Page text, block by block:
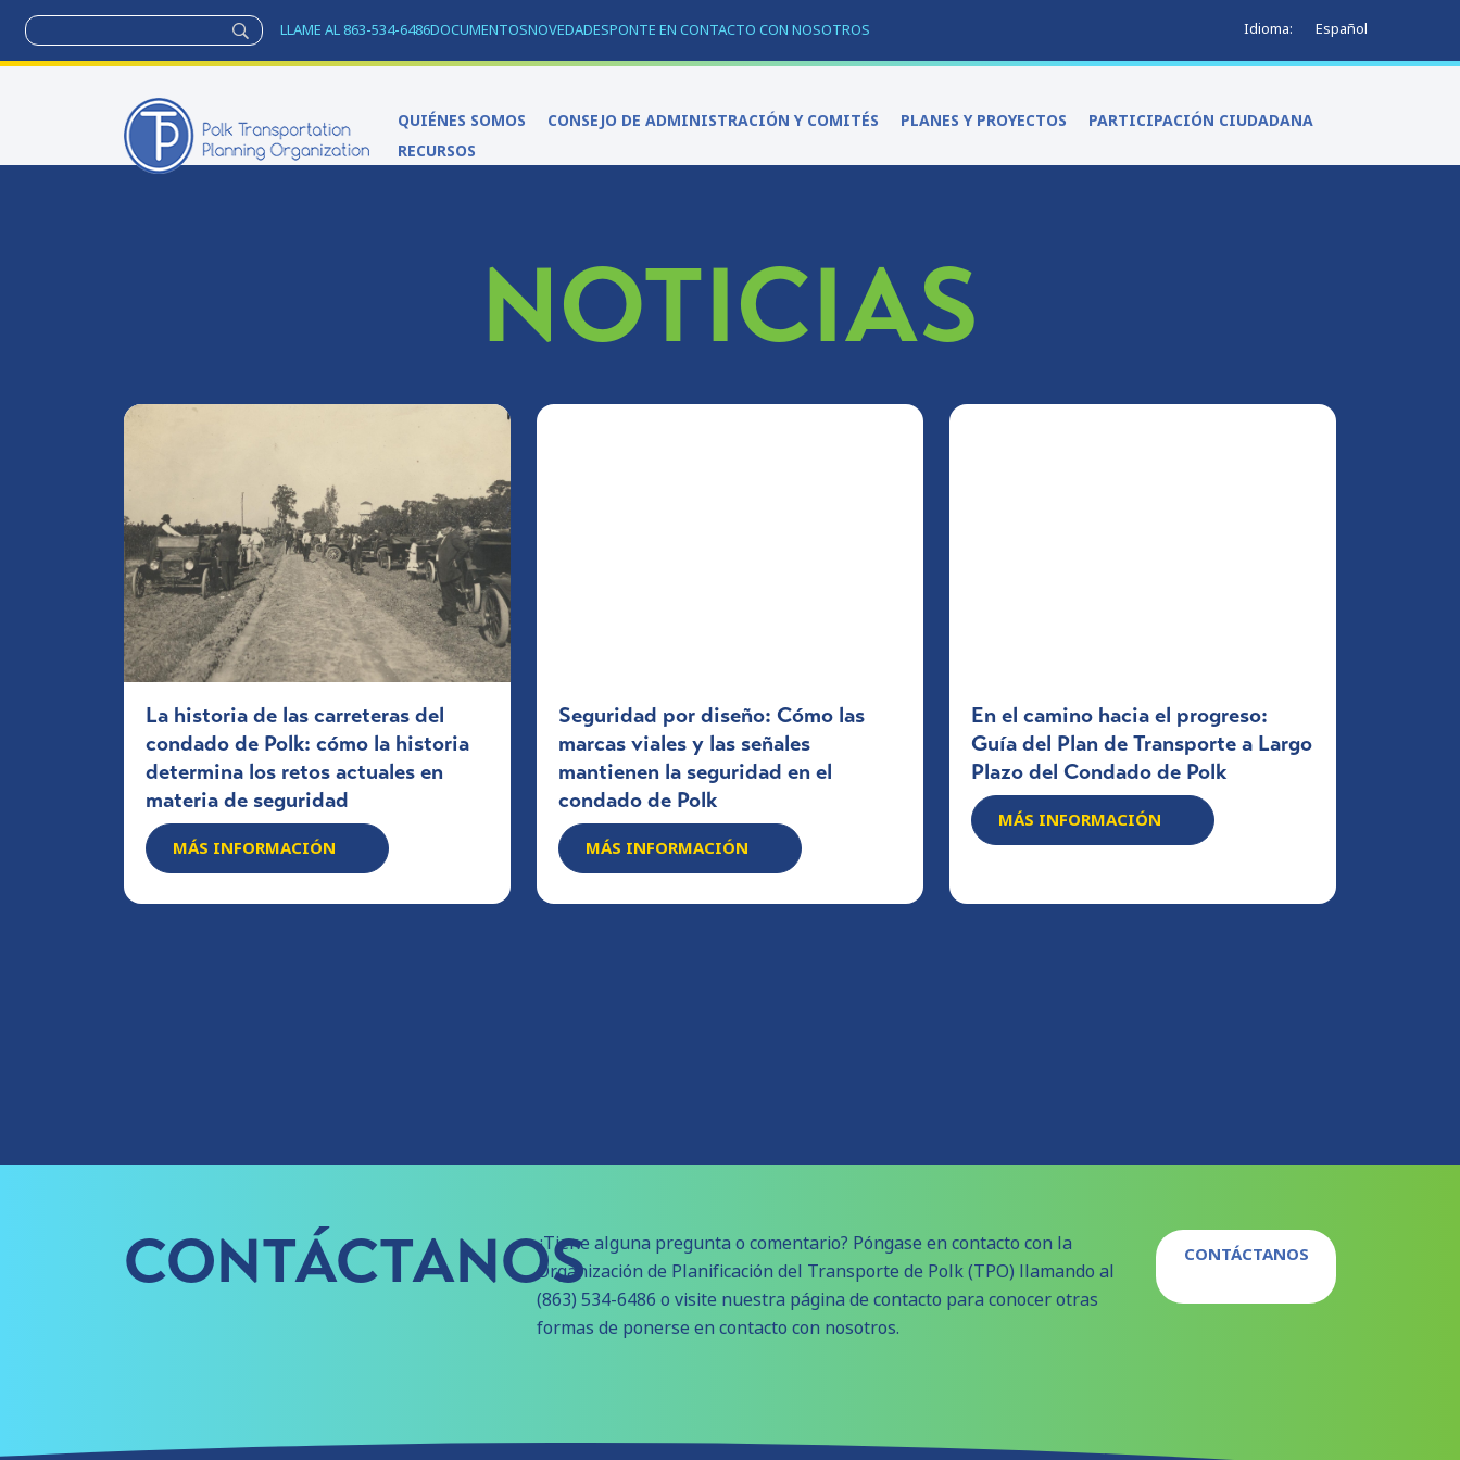
LLAME AL 863-534-6486DOCUMENTOSNOVEDADESPONTE EN CONTACTO CON NOSOTROS Idioma: Español
QUIÉNES SOMOS CONSEJO DE ADMINISTRACIÓN Y COMITÉS PLANES Y PROYECTOS
PARTICIPACIÓN CIUDADANA
RECURSOS
NOTICIAS
La historia de las carreteras del
condado de Polk: cómo la historia
determina los retos actuales en
materia de seguridad
MÁS INFORMACIÓN
Seguridad por diseño: Cómo las
marcas viales y las señales
mantienen la seguridad en el
condado de Polk
MÁS INFORMACIÓN
En el camino hacia el progreso:
Guía del Plan de Transporte a Largo
Plazo del Condado de Polk
MÁS INFORMACIÓN
CONTÁCTANOS¿Tiene alguna pregunta o comentario? Póngase en contacto con la
Organización de Planificación del Transporte de Polk (TPO) llamando al
(863) 534-6486 o visite nuestra página de contacto para conocer otras
formas de ponerse en contacto con nosotros.
CONTÁCTANOS